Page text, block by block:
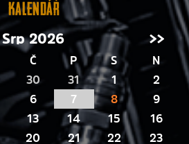
Kalendář
Srp 2026 >>
Č P S
N
30 31 1
2
6 7 8
9
13 14 15
16
20 21 22
23